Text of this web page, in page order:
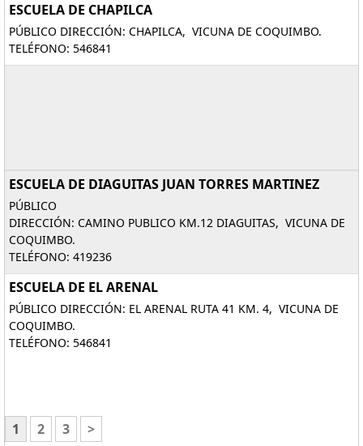
ESCUELA DE CHAPILCA
PÚBLICO DIRECCIÓN: CHAPILCA, VICUNA DE COQUIMBO.
TELÉFONO: 546841
ESCUELA DE DIAGUITAS JUAN TORRES MARTINEZ
PÚBLICO
DIRECCIÓN: CAMINO PUBLICO KM.12 DIAGUITAS, VICUNA DE
COQUIMBO.
TELÉFONO: 419236
ESCUELA DE EL ARENAL
PÚBLICO DIRECCIÓN: EL ARENAL RUTA 41 KM. 4, VICUNA DE
COQUIMBO.
TELÉFONO: 546841
1 2 3 >